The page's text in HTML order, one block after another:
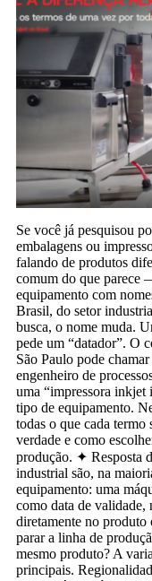
Se você já pesquisou
embalagens ou
falando de produtos
comum do que parece
equipamento com
Brasil, do setor
busca, o nome muda.
pede um “datador”. O
São Paulo pode
engenheiro de
uma “impressora inkjet
tipo de equipamento.
todas o que cada
verdade e como
produção. ✦ Resposta
industrial são, na
equipamento: uma
como data de
diretamente no produto
parar a linha de
mesmo produto? A
principais.